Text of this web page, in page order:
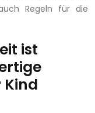
Regeln für die
ist